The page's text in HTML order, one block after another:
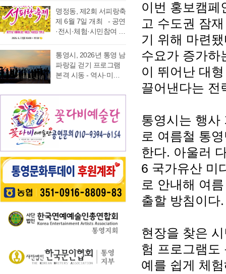
운항이 지속적으로 발
생했으며, 특히 여름철
적발 …
다. 역사와 예술을 만나
고, 그 속에서 통영의 내
일을 그려 보기 위한 작
다. 2026년 7월 17일,
아침 여덟 시. 무전동
열방교회 앞에는 두 대
의 버스가 숨고르기를
를 모집한다. ‘윤이상
동요제’는 통영국제음
악재단이 세계적인 작
악적 유산을 계승하고
자 시작한 사업으로, 어
린이들에게 음악 교육
동요를 보급하기 위해
있다. 윤이상 선생은 현
대음악의 거장으로 널
리 알려져 있지만, 해방
정취가 절정에 이른 6월
20일 통영시 광도면(면
장 노승욱) 광도천 일원
에서는 형형색색의 수
많은 시민과 관광객이
찾은 「광도면 빛길수
국축제」가 성황리에
라 만개한 수국길은 동
심의 세계를 느끼게 하
고 연인은 물론 가족들
과 나들이 나온 이들의
미소함께 발길을 사로
빛, 하늘빛 수국이 어우
러진 산책로는 곳곳이
사진 명소로 변하며 꽃
길을 걷는 이들의 웃음
소리가…
명정동, 제2회 서피랑축
제 6월 7일 개최 - 공연
·전시·체험·시민참여 프
사 마련 명정동주민자
치위원회(위원장 이진
숙)가 주최·주관하는
까지 서피랑공원 일대
에서 개최된다. 이번 축
제는 통영시, 명정동, 명
정동자생단체가 후원하
고 지역 주민과 관광객
이 함께 어울려 서피랑
의 매력을 즐길 수 있는
주민 참여형 축제로 구
성한다는 계획이다. 행
사에서는 길놀이를 시
작으로 충렬초등학교
학생들의 우쿨렐레 발
표공연과 명정동 주민
통영시, 2026년 통영 남
파랑길 걷기 프로그램
본격 시동 - 역사·미식·
영 고유의 차별화된 테
영시는 한려수도의 수
려한 비경과 풍부한 역
사·문화자원을 결합한
해 2026년 통영 남파랑
길 걷기 프로그램을 본
격 운영한다고 밝혔다.
이번 사업은 남파랑길
통영 구간(14~15코스,
력을 널리 알리고 도보
여행 활성화를 도모하
기 위해 추진된다. 통영
의 역사·문화·미식·야간
관광 자원을 연계한 다
이번 홍보캠페
고 수도권 잠
기 위해 마련
수요가 증가하
이 뛰어난 대
끌어낸다는 전
통영시는 행사
로 여름철 통
한다. 아울러
6 국가유산 미
로 안내해 여
출할 방침이다.
현장을 찾은
험 프로그램도
예를 쉽게 체